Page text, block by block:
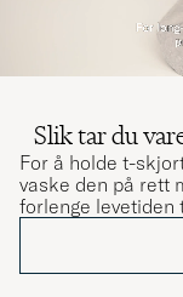
Slik tar du
For å holde t-
vaske den på rett
forlenge levetiden